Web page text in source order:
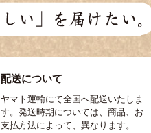
配送について
ヤマト運輸にて全国へ配送いたしま
す。発送時期については、商品、お
支払方法によって、異なります。